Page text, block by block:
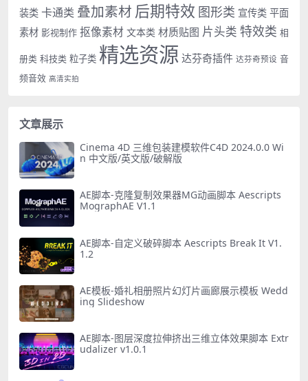
装类 卡通类 叠加素材 后期特效 图形类 宣传类 平面
素材 影视制作 抠像素材 文本类 材质贴图 片头类 特效类 相
册类 科技类 粒子类 精选资源 达芬奇插件 达芬奇预设 音
频音效 高清实拍
文章展示
Cinema 4D 三维包装建模软件C4D 2024.0.0 Wi
n 中文版/英文版/破解版
AE脚本-克隆复制效果器MG动画脚本 Aescripts
MographAE V1.1
AE脚本-自定义破碎脚本 Aescripts Break It V1.
1.2
AE模板-婚礼相册照片幻灯片画廊展示模板 Wedd
ing Slideshow
AE脚本-图层深度拉伸挤出三维立体效果脚本 Extr
udalizer v1.0.1